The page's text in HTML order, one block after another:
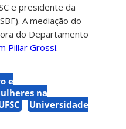
e presidente da
A mediação do
do Departamento
Pillar Grossi.
e
na
Universidade